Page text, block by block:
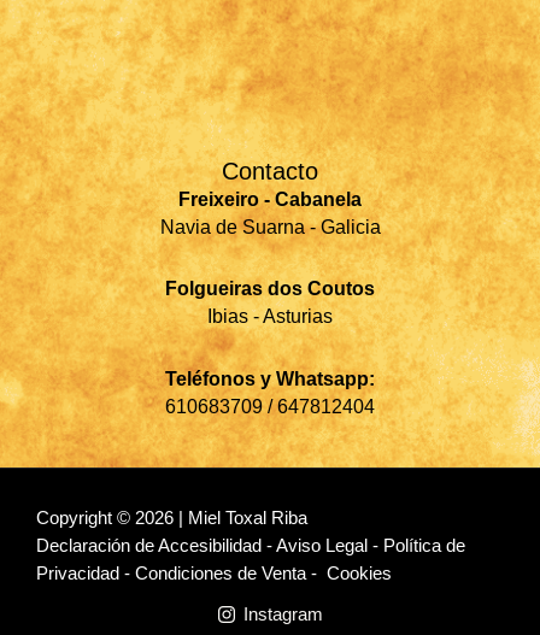
Contacto
Freixeiro - Cabanela
Navia de Suarna - Galicia
Folgueiras dos Coutos
Ibias - Asturias
Teléfonos y Whatsapp:
610683709 / 647812404
Copyright © 2026 | Miel Toxal Riba
Declaración de Accesibilidad -Aviso Legal - Política de
Privacidad - Condiciones de Venta - Cookies
Instagram